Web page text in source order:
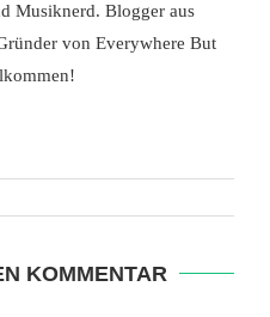
Musiknerd. Blogger aus
von Everywhere But
KOMMENTAR